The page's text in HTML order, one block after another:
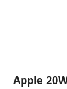
Apple